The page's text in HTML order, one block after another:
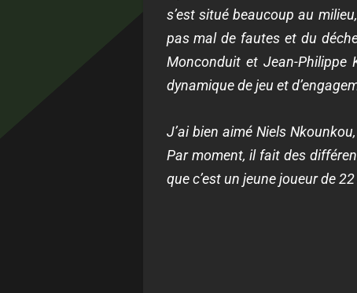
s’est situé beaucoup au
pas mal de fautes et du
Monconduit et Jean-Philippe
dynamique de jeu et
J’ai bien aimé Niels
Par moment, il fait des
que c’est un jeune joueur de